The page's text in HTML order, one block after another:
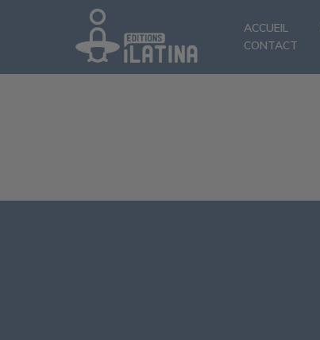
ACCUEIL
CONTACT